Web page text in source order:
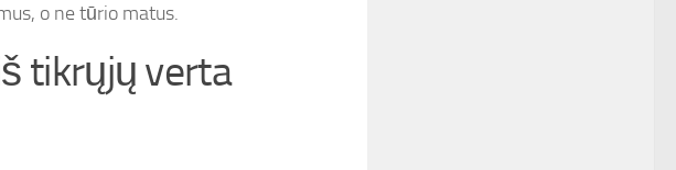
o ne tūrio matus.
tikrųjų verta